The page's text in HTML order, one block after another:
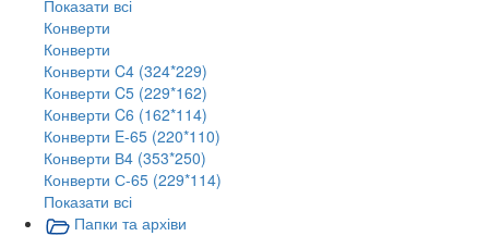
Показати всі
Конверти
Конверти
Конверти C4 (324*229)
Конверти C5 (229*162)
Конверти C6 (162*114)
Конверти E-65 (220*110)
Конверти В4 (353*250)
Конверти С-65 (229*114)
Показати всі
Папки та архіви